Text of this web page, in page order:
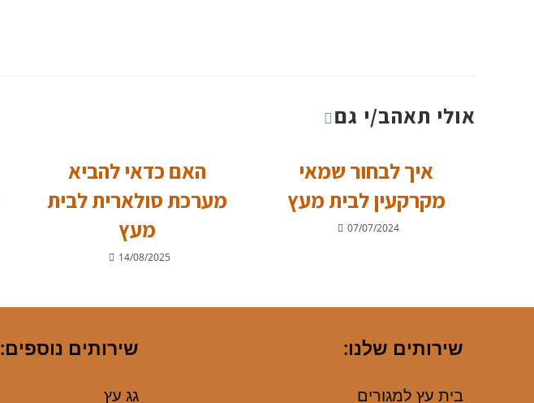
אולי תאהב/י גם
האם כדאי להביא
מערכת סולארית לבית
מעץ
14/08/2025
איך לבחור שמאי
מקרקעין לבית מעץ
07/07/2024
שירותים שלנו:
בית עץ למגורים
שירותים נוספים:
גג עץ